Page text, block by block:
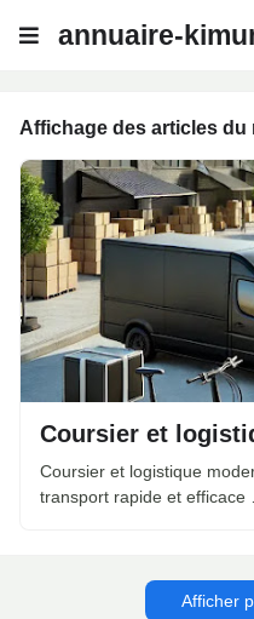
annuaire-
Affichage des articles du
Coursier et
Coursier et logistique
transport rapide et efficace
Afficher